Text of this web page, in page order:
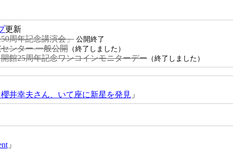
更新
周年記念講演会」 公開終了
ンター 一般公開 （終了しました）
館25周年記念ワンコインモニターデー （終了しました）
井幸夫さん、いて座に新星を発見 」
」